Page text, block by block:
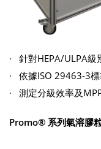
· 針對HEPA/ULPA級
· 依據ISO 29463-3標
· 測定分級效率及
Promo® 系列氣溶膠